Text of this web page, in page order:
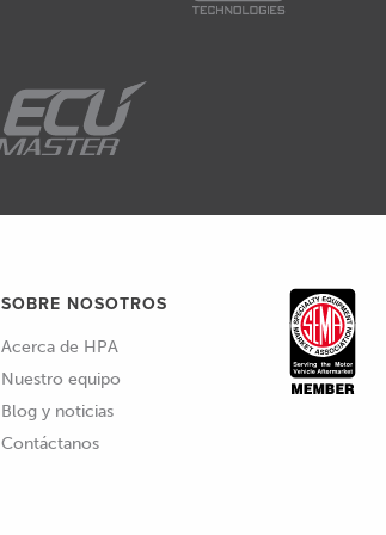
SOBRE NOSOTROS
Acerca de HPA
Nuestro equipo
Blog y noticias
Contáctanos